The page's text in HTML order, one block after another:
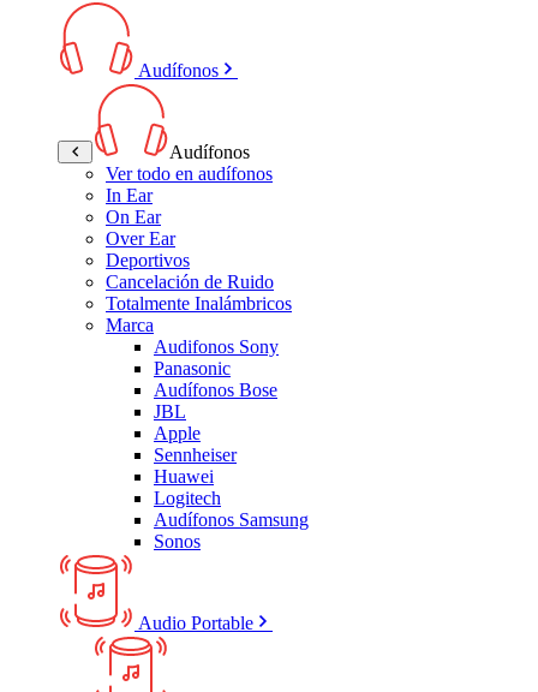
Audífonos
Audífonos
Ver todo en audífonos
In Ear
On Ear
Over Ear
Deportivos
Cancelación de Ruido
Totalmente Inalámbricos
Marca
Audifonos Sony
Panasonic
Audífonos Bose
JBL
Apple
Sennheiser
Huawei
Logitech
Audífonos Samsung
Sonos
Audio Portable